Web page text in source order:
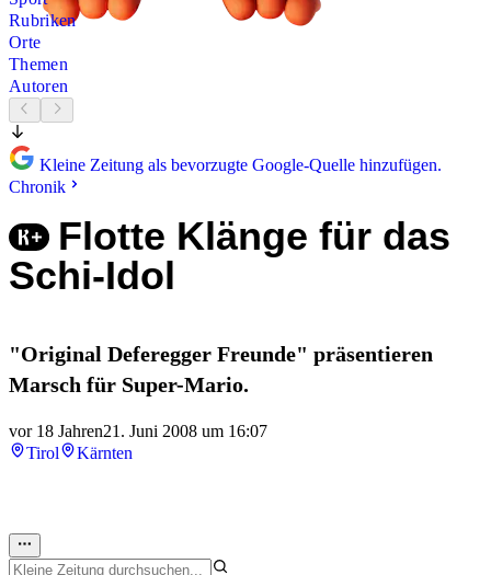
Rubriken
Orte
Themen
Autoren
Kleine Zeitung als bevorzugte Google-Quelle hinzufügen.
Chronik
Flotte Klänge für das
Schi-Idol
"Original Deferegger Freunde" präsentieren
Marsch für Super-Mario.
vor 18 Jahren21. Juni 2008 um 16:07
Tirol
Kärnten